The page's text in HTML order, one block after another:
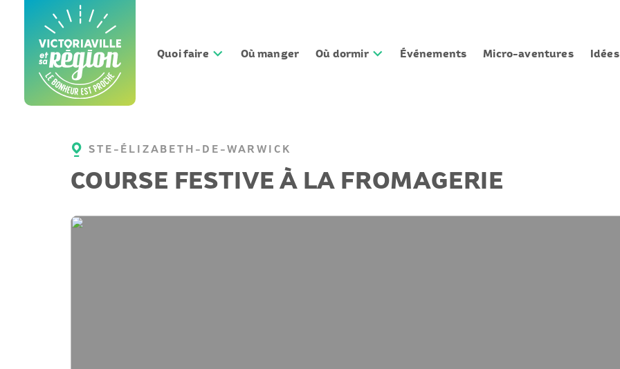
contenu
Quoi faire Où manger Où dormir Événements Micro-aventures
STE-ÉLIZABETH-DE-WARWICK
COURSE FESTIVE À LA FROMAGERIE